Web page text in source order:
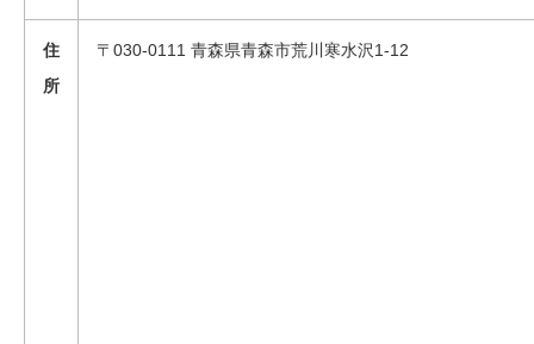
住
所
〒030-0111 青森県青森市荒川寒水沢1-12